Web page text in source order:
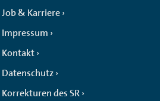
Job & Karriere
Impressum
Kontakt
Datenschutz
Korrekturen des SR